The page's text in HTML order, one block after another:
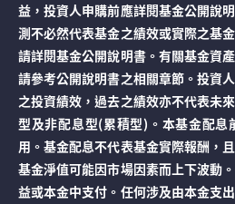
益，投資人申購前應詳閱基金公開說
測不必然代表基金之績效或實際之基
請詳閱基金公開說明書。有關基金資
請參考公開說明書之相關章節。投資
之投資績效，過去之績效亦不代表未
型及非配息型(累積型)。本基金配息
用。基金配息不代表基金實際報酬，
基金淨值可能因市場因素而上下波動
益或本金中支付。任何涉及由本金支